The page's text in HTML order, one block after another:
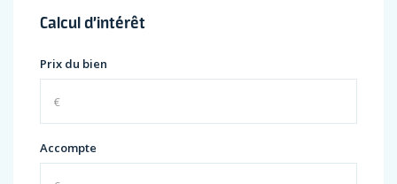
Calcul d’intérêt
Prix du bien
Accompte